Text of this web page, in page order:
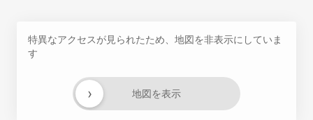
特異なアクセスが見られたため、地図を非表示にしていま
す
地図を表示
›